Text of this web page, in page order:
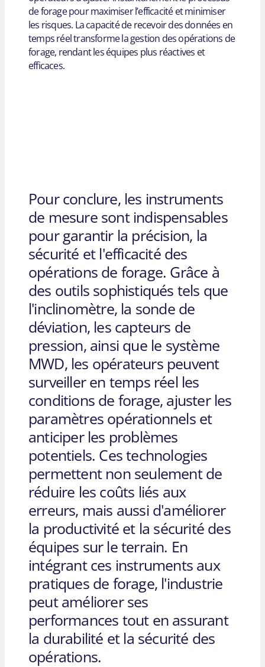
de forage pour maximiser l’efficacité et minimiser
les risques. La capacité de recevoir des données en
temps réel transforme la gestion des opérations de
forage, rendant les équipes plus réactives et
efficaces.
Pour conclure, les instruments
de mesure sont indispensables
pour garantir la précision, la
sécurité et l'efficacité des
opérations de forage. Grâce à
des outils sophistiqués tels que
l'inclinomètre, la sonde de
déviation, les capteurs de
pression, ainsi que le système
MWD, les opérateurs peuvent
surveiller en temps réel les
conditions de forage, ajuster les
paramètres opérationnels et
anticiper les problèmes
potentiels. Ces technologies
permettent non seulement de
réduire les coûts liés aux
erreurs, mais aussi d'améliorer
la productivité et la sécurité des
équipes sur le terrain. En
intégrant ces instruments aux
pratiques de forage, l'industrie
peut améliorer ses
performances tout en assurant
la durabilité et la sécurité des
opérations.